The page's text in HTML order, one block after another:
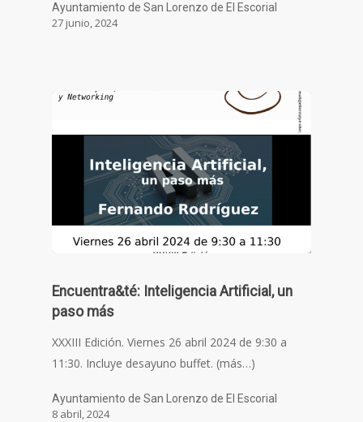
Ayuntamiento de San Lorenzo de El Escorial
27 junio, 2024
Encuentra&té: Inteligencia Artificial, un
paso más
XXXIII Edición. Viernes 26 abril 2024 de 9:30 a
11:30. Incluye desayuno buffet. (más…)
Ayuntamiento de San Lorenzo de El Escorial
8 abril, 2024